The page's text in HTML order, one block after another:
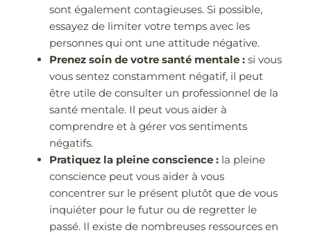
sont également contagieuses. Si possible,
essayez de limiter votre temps avec les
personnes qui ont une attitude négative.
Prenez soin de votre santé mentale :si vous
vous sentez constamment négatif, il peut
être utile de consulter un professionnel de la
santé mentale. Il peut vous aider à
comprendre et à gérer vos sentiments
négatifs.
Pratiquez la pleine conscience : la pleine
conscience peut vous aider à vous
concentrer sur le présent plutôt que de vous
inquiéter pour le futur ou de regretter le
passé. Il existe de nombreuses ressources en